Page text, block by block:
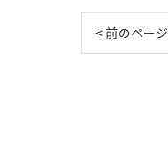
< 前のページ